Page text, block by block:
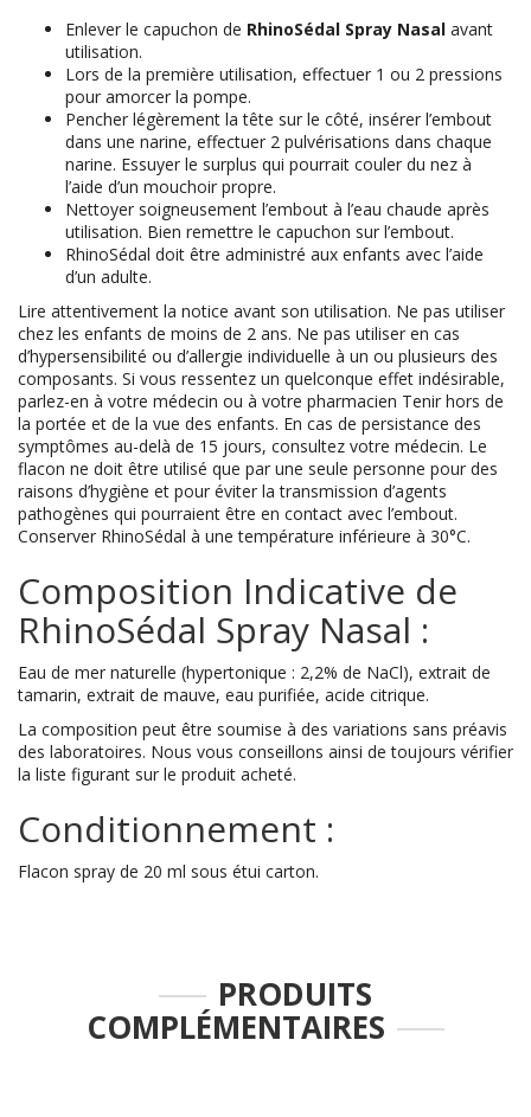
Enlever le capuchon de RhinoSédal Spray Nasal avant
utilisation.
Lors de la première utilisation, effectuer 1 ou 2 pressions
pour amorcer la pompe.
Pencher légèrement la tête sur le côté, insérer l’embout
dans une narine, effectuer 2 pulvérisations dans chaque
narine. Essuyer le surplus qui pourrait couler du nez à
l’aide d’un mouchoir propre.
Nettoyer soigneusement l’embout à l’eau chaude après
utilisation. Bien remettre le capuchon sur l’embout.
RhinoSédal doit être administré aux enfants avec l’aide
d’un adulte.
Lire attentivement la notice avant son utilisation. Ne pas utiliser
chez les enfants de moins de 2 ans. Ne pas utiliser en cas
d’hypersensibilité ou d’allergie individuelle à un ou plusieurs des
composants. Si vous ressentez un quelconque effet indésirable,
parlez-en à votre médecin ou à votre pharmacien Tenir hors de
la portée et de la vue des enfants. En cas de persistance des
symptômes au-delà de 15 jours, consultez votre médecin. Le
flacon ne doit être utilisé que par une seule personne pour des
raisons d’hygiène et pour éviter la transmission d’agents
pathogènes qui pourraient être en contact avec l’embout.
Conserver RhinoSédal à une température inférieure à 30°C.
Composition Indicative de
RhinoSédal Spray Nasal :
Eau de mer naturelle (hypertonique : 2,2% de NaCl), extrait de
tamarin, extrait de mauve, eau purifiée, acide citrique.
La composition peut être soumise à des variations sans préavis
des laboratoires. Nous vous conseillons ainsi de toujours vérifier
la liste figurant sur le produit acheté.
Conditionnement :
Flacon spray de 20 ml sous étui carton.
PRODUITS
COMPLÉMENTAIRES